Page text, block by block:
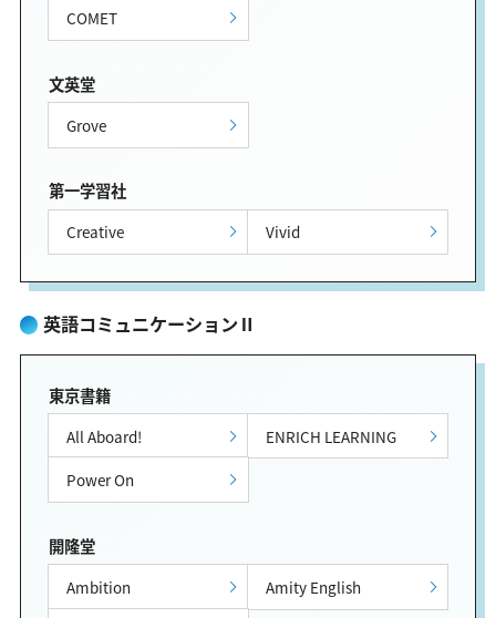
COMET
文英堂
Grove
第一学習社
Creative Vivid
英語コミュニケーションⅡ
東京書籍
All Aboard!
ENRICH LEARNING
Power On
開隆堂
Ambition
Amity English